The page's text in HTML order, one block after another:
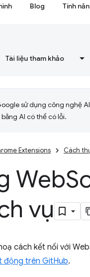
Blog Tính
Tài liệu tham khảo
sử dụng công nghệ
AI có thể có lỗi.
Extensions Cách
Web
vụ
cách kết nối với
động trên GitHub.